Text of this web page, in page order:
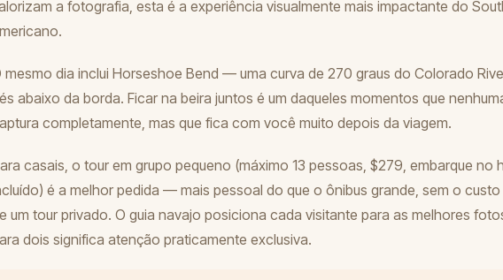
a fotografia, esta é a experiência visualmente mais impactante do
mesmo dia inclui Horseshoe Bend — uma curva de 270 graus do Colorado
abaixo da borda. Ficar na beira juntos é um daqueles momentos que
completamente, mas que fica com você muito depois da viagem.
casais, o tour em grupo pequeno (máximo 13 pessoas, $279, embarque no
é a melhor pedida — mais pessoal do que o ônibus grande, sem o
um tour privado. O guia navajo posiciona cada visitante para as melhores
dois significa atenção praticamente exclusiva.